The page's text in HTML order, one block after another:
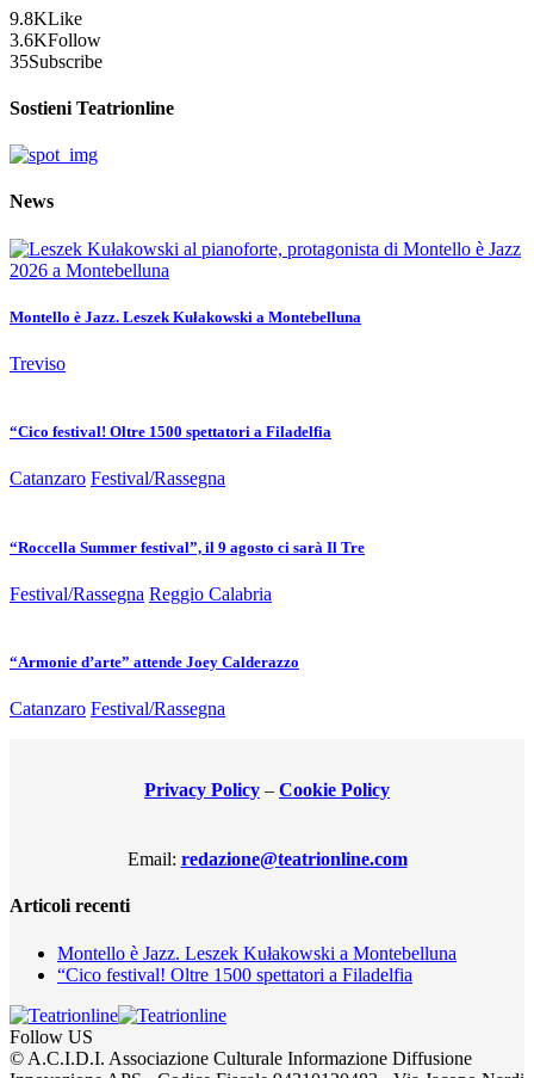
9.8KLike
3.6KFollow
35Subscribe
Sostieni Teatrionline
News
Montello è Jazz. Leszek Kułakowski a Montebelluna
Treviso
“Cico festival! Oltre 1500 spettatori a Filadelfia
Catanzaro Festival/Rassegna
“Roccella Summer festival”, il 9 agosto ci sarà Il Tre
Festival/Rassegna Reggio Calabria
“Armonie d’arte” attende Joey Calderazzo
Catanzaro Festival/Rassegna
Privacy Policy – Cookie Policy
Email: redazione@teatrionline.com
Articoli recenti
Montello è Jazz. Leszek Kułakowski a Montebelluna
“Cico festival! Oltre 1500 spettatori a Filadelfia
Follow US
© A.C.I.D.I. Associazione Culturale Informazione Diffusione